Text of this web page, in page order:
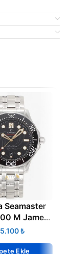
Seamaster
M James
Clone
₺
Ekle